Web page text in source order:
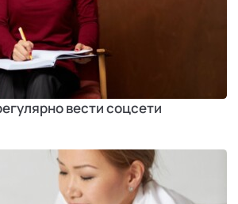
вести соцсети